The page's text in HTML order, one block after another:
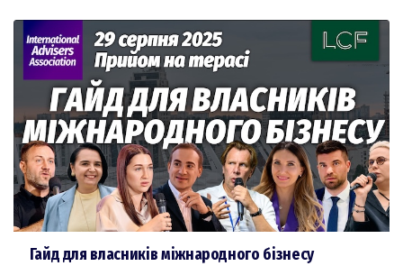
Гайд для власників міжнародного бізнесу